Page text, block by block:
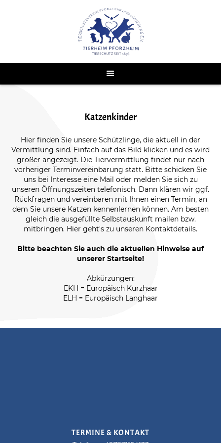
Katzenkinder
Hier finden Sie unsere Schützlinge, die aktuell in der
Vermittlung sind. Einfach auf das Bild klicken und es wird
größer angezeigt. Die Tiervermittlung findet nur nach
vorheriger Terminvereinbarung statt. Bitte schicken Sie
uns bei Interesse eine Mail oder melden Sie sich zu
unseren Öffnungszeiten telefonisch. Dann klären wir ggf.
Rückfragen und vereinbaren mit Ihnen einen Termin, an
dem Sie unsere Katzen kennenlernen können. Am besten
gleich die ausgefüllte Selbstauskunft mailen bzw.
mitbringen. Hier geht's zu unseren Kontaktdetails.
Bitte beachten Sie auch die aktuellen Hinweise auf
unserer Startseite!
Abkürzungen:
EKH = Europäisch Kurzhaar
ELH = Europäisch Langhaar
TERMINE & KONTAKT